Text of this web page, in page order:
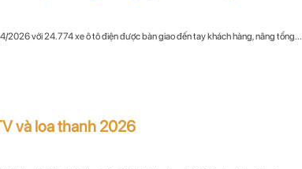
2026 với 24.774 xe ô tô điện được bàn giao đến tay khách hàng, nâng tổng...
và loa thanh 2026